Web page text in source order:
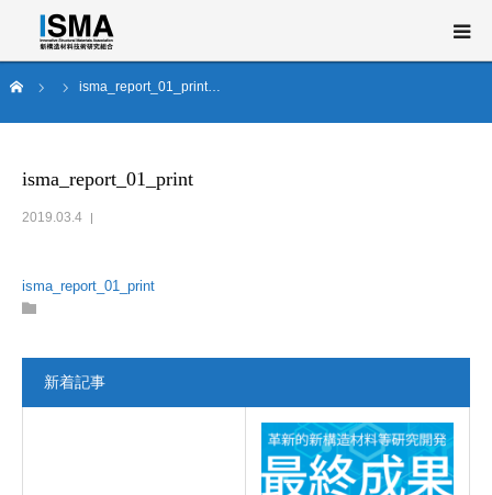
isma_report_01_print…
isma_report_01_print
2019.03.4
isma_report_01_print
新着記事
新構造材料技術研究組合（ISMA）とは
研究開発
ニュース・イベント